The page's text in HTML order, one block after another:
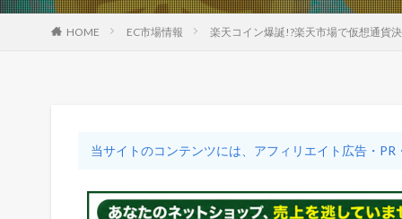
HOME EC市場情報 楽天コイン爆誕!?楽天市場で仮想通貨
当サイトのコンテンツには、アフィリエイト広告・PR